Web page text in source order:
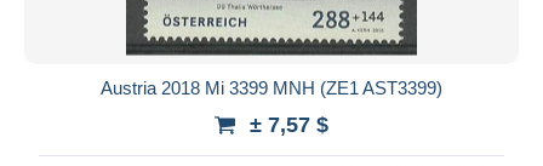
Austria 2018 Mi 3399 MNH (ZE1 AST3399)
± 7,57 $